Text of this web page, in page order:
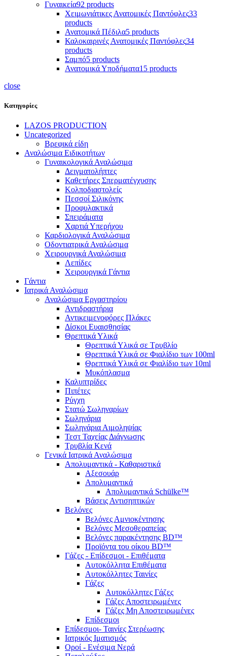
Γυναικεία92 products
Χειμωνιάτικες Ανατομικές Παντόφλες33
products
Ανατομικά Πέδιλα5 products
Καλοκαιρινές Ανατομικές Παντόφλες34
products
Σαμπό5 products
Ανατομικά Υποδήματα15 products
close
Κατηγορίες
LAZOS PRODUCTION
Uncategorized
Βρεφικά είδη
Αναλώσιμα Ειδικοτήτων
Γυναικολογικά Αναλώσιμα
Δειγματολήπτες
Καθετήρες Σπερματέγχυσης
Κολποδιαστολείς
Πεσσοί Σιλικόνης
Προφυλακτικά
Σπειράματα
Χαρτιά Υπερήχου
Καρδιολογικά Αναλώσιμα
Οδοντιατρικά Αναλώσιμα
Χειρουργικά Αναλώσιμα
Λεπίδες
Χειρουργικά Γάντια
Γάντια
Ιατρικά Αναλώσιμα
Αναλώσιμα Εργαστηρίου
Αντιδραστήρια
Αντικειμενοφόρες Πλάκες
Δίσκοι Ευαισθησίας
Θρεπτικά Υλικά
Θρεπτικά Υλικά σε Τρυβλίο
Θρεπτικά Υλικά σε Φιαλίδιο των 100ml
Θρεπτικά Υλικά σε Φιαλίδιο των 10ml
Μυκόπλασμα
Καλυπτρίδες
Πιπέτες
Ρύγχη
Στατώ Σωληναρίων
Σωληνάρια
Σωληνάρια Αιμοληψίας
Τεστ Ταχείας Διάγνωσης
Τρυβλία Κενά
Γενικά Ιατρικά Αναλώσιμα
Απολυμαντικά - Καθαριστικά
Αξεσουάρ
Απολυμαντικά
Απολυμαντικά Schülke™
Βάσεις Αντισηπτικών
Βελόνες
Βελόνες Αμνιοκέντησης
Βελόνες Μεσοθεραπείας
Βελόνες παρακέντησης BD™
Προϊόντα του οίκου BD™
Γάζες - Επίδεσμοι - Επιθέματα
Αυτοκόλλητα Επιθέματα
Αυτοκόλλητες Ταινίες
Γάζες
Αυτοκόλλητες Γάζες
Γάζες Αποστειρωμένες
Γάζες Μη Αποστειρωμένες
Επίδεσμοι
Επίδεσμοι- Ταινίες Στερέωσης
Ιατρικός Ιματισμός
Οροί - Ενέσιμα Νερά